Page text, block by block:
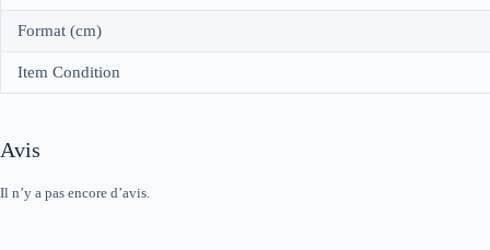
Format (cm)
Item Condition
Avis
Il n’y a pas encore d’avis.